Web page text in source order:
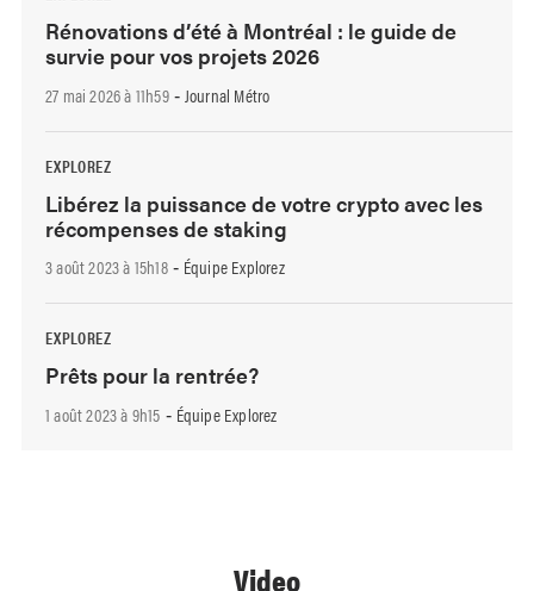
Rénovations d’été à Montréal : le guide de
survie pour vos projets 2026
27 mai 2026 à 11h59- Journal Métro
EXPLOREZ
Libérez la puissance de votre crypto avec les
récompenses de staking
3 août 2023 à 15h18- Équipe Explorez
EXPLOREZ
Prêts pour la rentrée?
1 août 2023 à 9h15 - Équipe Explorez
Video